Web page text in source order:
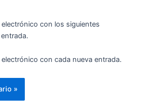
electrónico con los siguientes
con cada nueva entrada.